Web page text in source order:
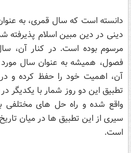
دانسته است که سال قمرى، به
دينى در دين مبين اسلام پذيرفته
مرسوم بوده است. در کنار آن،
فصول، هميشه به عنوان سال مورد
آن، اهميت خود را حفظ کرده و
تطبيق اين دو روز شمار با
واقع شده و راه حل هاى
سيرى از اين تطبيق ها در ميان
است.